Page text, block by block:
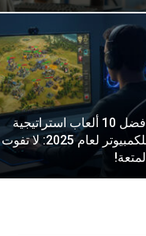
أفضل 10 ألعاب استراتيجية
للكمبيوتر لعام 2025: لا تفوت
المتعة!